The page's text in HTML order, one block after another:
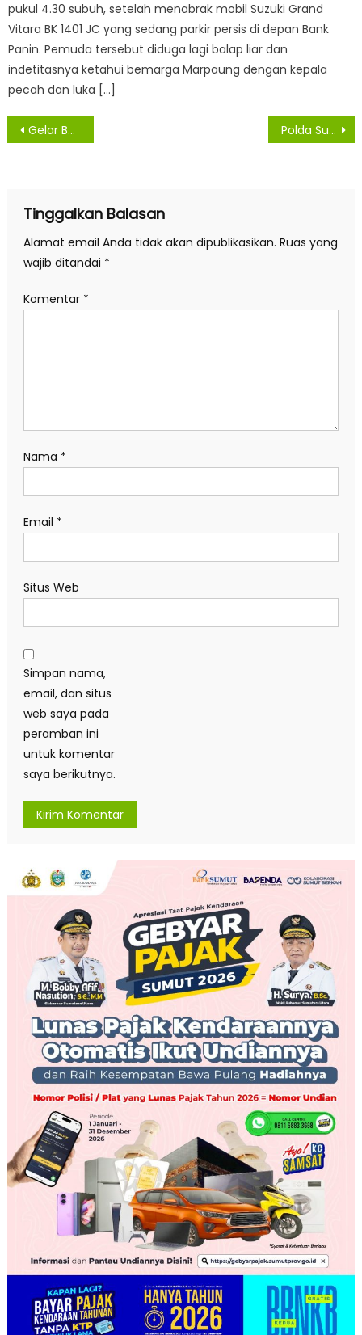
pukul 4.30 subuh, setelah menabrak mobil Suzuki Grand
Vitara BK 1401 JC yang sedang parkir persis di depan Bank
Panin. Pemuda tersebut diduga lagi balap liar dan
indetitasnya ketahui bemarga Marpaung dengan kepala
pecah dan luka […]
Navigasi
Gelar Bakti Kesehatan dan Sosial di Deliserdang, Wakapolri: Polri Hadir Membantu Masyarakat Polda Sulteng Gelar Rakor Lintas Sektoral Jelang Pemilu 2024
Tinggalkan Balasan
Alamat email Anda tidak akan dipublikasikan. Ruas yang
wajib ditandai *
Komentar *
Nama *
Email *
Situs Web
Simpan nama,
email, dan situs
web saya pada
peramban ini
untuk komentar
saya berikutnya.